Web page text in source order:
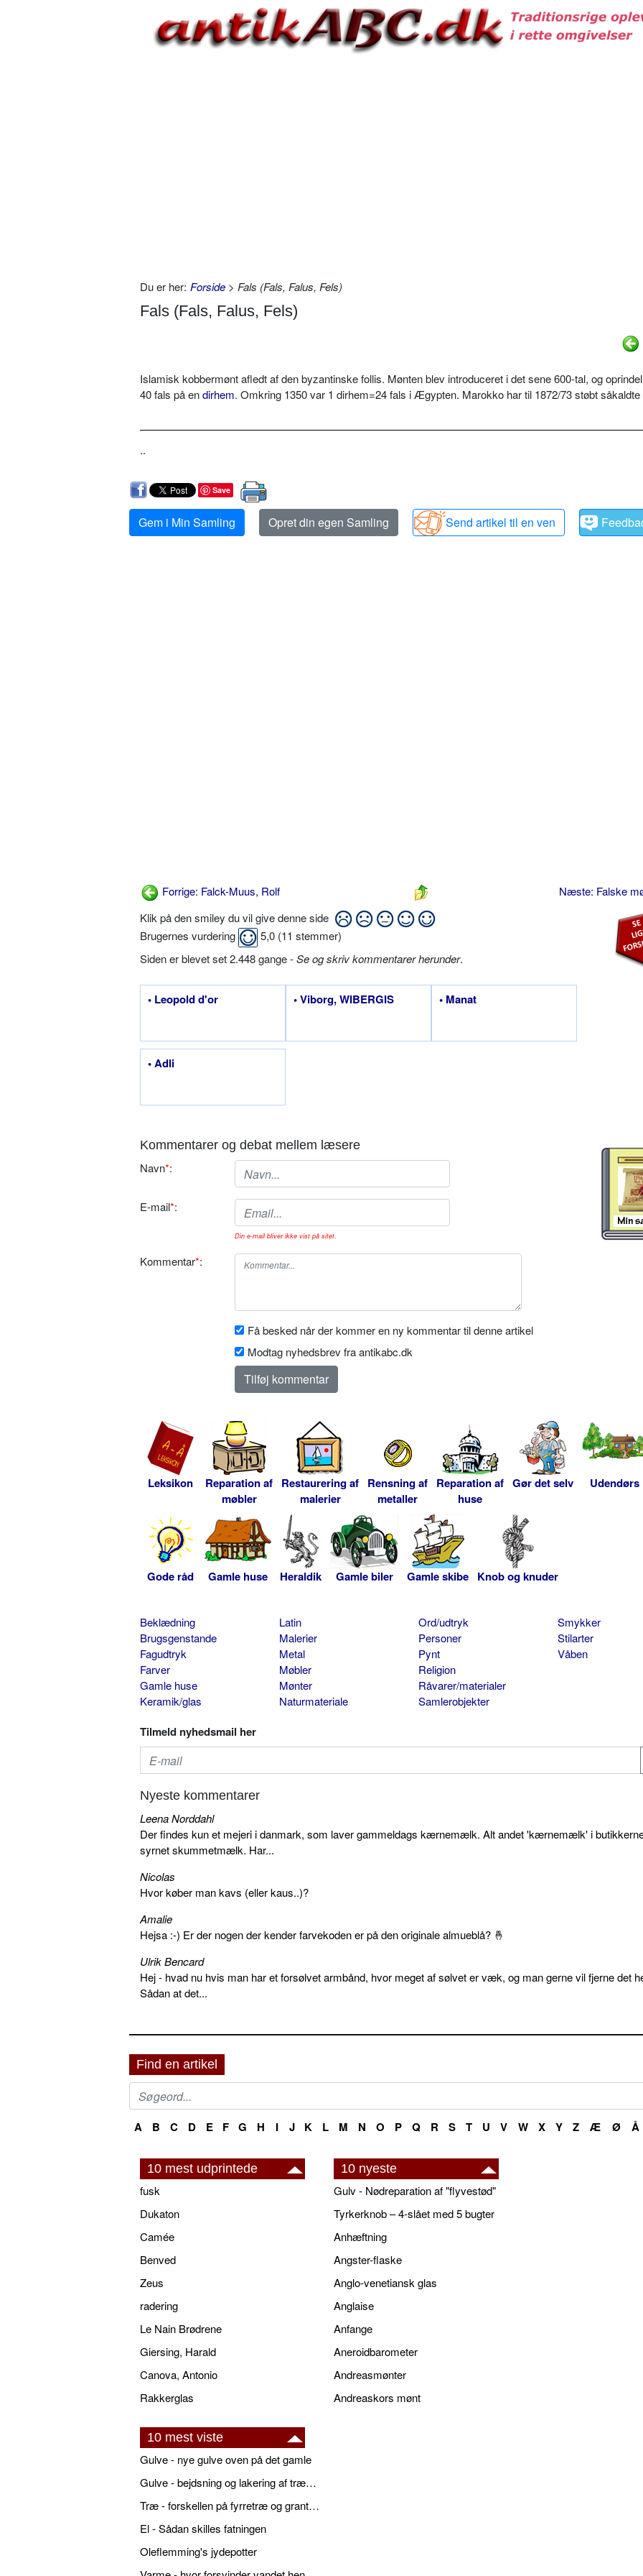
Du er her: Forside > Fals (Fals, Falus, Fels)
Fals (Fals, Falus, Fels)
Islamisk kobbermønt afledt af den byzantinske follis. Mønten blev introduceret i det sene 600-tal, og
40 fals på endirhem. Omkring 1350 var 1 dirhem=24 fals i Ægypten. Marokko har til 1872/73 støbt såkaldte
..
Save
Gem i Min Samling Opret din egen Samling Send artikel til en ven
Forrige: Falck-Muus, Rolf
Næste: Falske
Klik på den smiley du vil give denne side
Brugernes vurdering
5,0 (11 stemmer)
Siden er blevet set 2.448 gange -Se og skriv kommentarer herunder.
• Leopold d'or • Viborg, WIBERGIS • Manat
• Adli
Kommentarer og debat mellem læsere
Navn*:
E-mail*:
Din e-mail bliver ikke vist på sitet.
Kommentar*:
Få besked når der kommer en ny kommentar til denne artikel
Modtag nyhedsbrev fra antikabc.dk
Leksikon
Reparation af
møbler
Restaurering af
malerier
Rensning af
metaller
Reparation af
huse
Gør det selv Udendørs
Gode råd Gamle huse Heraldik Gamle biler Gamle skibe Knob og knuder
Beklædning
Brugsgenstande
Fagudtryk
Farver
Gamle huse
Keramik/glas
Latin
Malerier
Metal
Møbler
Mønter
Naturmateriale
Ord/udtryk
Personer
Pynt
Religion
Råvarer/materialer
Samlerobjekter
Smykker
Stilarter
Våben
Tilmeld nyhedsmail her
Nyeste kommentarer
Leena Norddahl
Der findes kun et mejeri i danmark, som laver gammeldags kærnemælk. Alt andet 'kærnemælk' i
syrnet skummetmælk. Har...
Nicolas
Hvor køber man kavs (eller kaus..)?
Amalie
Hejsa :-) Er der nogen der kender farvekoden er på den originale almueblå? 🤞
Ulrik Bencard
Hej - hvad nu hvis man har et forsølvet armbånd, hvor meget af sølvet er væk, og man gerne vil fjerne det
Sådan at det...
Find en artikel
A B C D E F G H I J K L M N O P Q R S T U V W X Y Z Æ Ø Å
10 mest udprintede
fusk
Dukaton
Camée
Benved
Zeus
radering
Le Nain Brødrene
Giersing, Harald
Canova, Antonio
Rakkerglas
10 nyeste
Gulv - Nødreparation af "flyvestød"
Tyrkerknob – 4-slået med 5 bugter
Anhæftning
Angster-flaske
Anglo-venetiansk glas
Anglaise
Anfange
Aneroidbarometer
Andreasmønter
Andreaskors mønt
10 mest viste
Gulve - nye gulve oven på det gamle
Gulve - bejdsning og lakering af trægulve
Træ - forskellen på fyrretræ og grantræ
El - Sådan skilles fatningen
Oleflemming's jydepotter